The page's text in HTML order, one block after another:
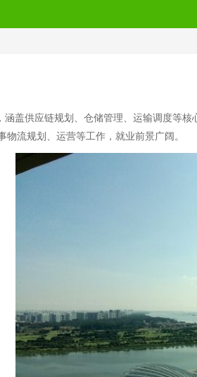
涵盖供应链规划、仓储管理、运输调度等
流规划、运营等工作，就业前景广阔。